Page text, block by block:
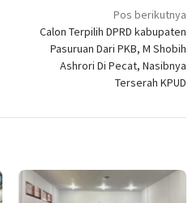
Pos berikutnya
Calon Terpilih DPRD kabupaten
Pasuruan Dari PKB, M Shobih
Ashrori Di Pecat, Nasibnya
Terserah KPUD